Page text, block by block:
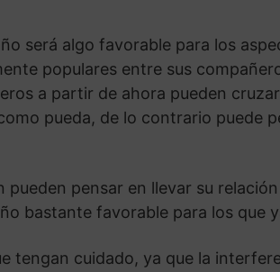
será algo favorable para los
populares entre sus
a partir de ahora pueden
pueda, de lo contrario puede
pensar en llevar su
bastante favorable para los que
tengan cuidado, ya que la